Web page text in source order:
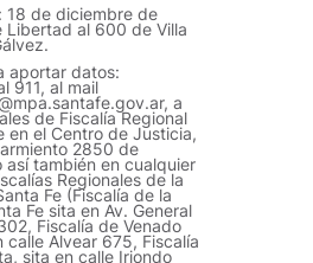
18 de diciembre de
Libertad al 600 de Villa
aportar datos:
911, al mail
a
de Fiscalía Regional
en el Centro de Justicia,
2850 de
así también en cualquier
Regionales de la
Fe (Fiscalía de la
Fe sita en Av. General
Fiscalía de Venado
calle Alvear 675, Fiscalía
sita en calle Iriondo